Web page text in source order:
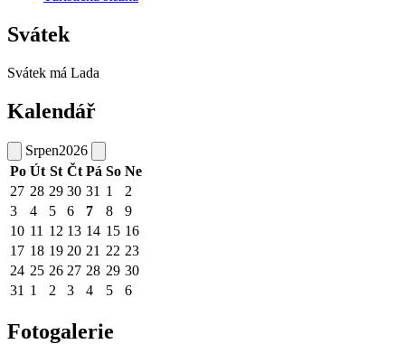
Svátek
Svátek má Lada
Kalendář
Srpen2026
Po Út St Čt Pá So Ne
27 28 29 30 31 1
2
3
4 5 6 7 8
9
10 11 12 13 14 15 16
17 18 19 20 21 22 23
24 25 26 27 28 29 30
31 1 2 3 4 5 6
Fotogalerie